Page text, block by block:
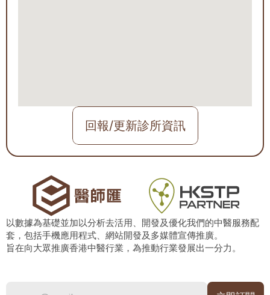
回報/更新診所資訊
以數據為基礎並加以分析去活用、開發及優化我們的中醫服務配
套，包括手機應用程式、網站開發及多媒體宣傳推廣。
旨在向大眾推廣香港中醫行業，為推動行業發展出一分力。